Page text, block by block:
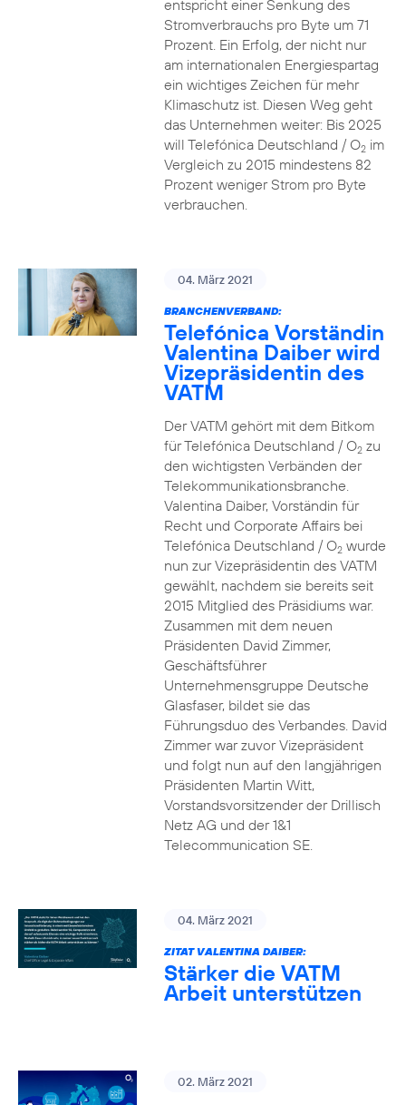
entspricht einer Senkung des
Stromverbrauchs pro Byte um 71
Prozent. Ein Erfolg, der nicht nur
am internationalen Energiespartag
ein wichtiges Zeichen für mehr
Klimaschutz ist. Diesen Weg geht
das Unternehmen weiter: Bis 2025
will Telefónica Deutschland / O2im
Vergleich zu 2015 mindestens 82
Prozent weniger Strom pro Byte
verbrauchen.
04. März 2021
BRANCHENVERBAND:
Telefónica Vorständin
Valentina Daiber wird
Vizepräsidentin des
VATM
Der VATM gehört mit dem Bitkom
für Telefónica Deutschland / O2zu
den wichtigsten Verbänden der
Telekommunikationsbranche.
Valentina Daiber, Vorständin für
Recht und Corporate Affairs bei
Telefónica Deutschland / O2wurde
nun zur Vizepräsidentin des VATM
gewählt, nachdem sie bereits seit
2015 Mitglied des Präsidiums war.
Zusammen mit dem neuen
Präsidenten David Zimmer,
Geschäftsführer
Unternehmensgruppe Deutsche
Glasfaser, bildet sie das
Führungsduo des Verbandes. David
Zimmer war zuvor Vizepräsident
und folgt nun auf den langjährigen
Präsidenten Martin Witt,
Vorstandsvorsitzender der Drillisch
Netz AG und der 1&1
Telecommunication SE.
04. März 2021
ZITAT VALENTINA DAIBER:
Stärker die VATM
Arbeit unterstützen
02. März 2021